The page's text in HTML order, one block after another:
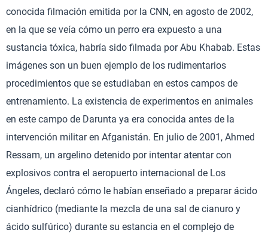
conocida filmación emitida por la CNN, en agosto de 2002,
en la que se veía cómo un perro era expuesto a una
sustancia tóxica, habría sido filmada por Abu Khabab. Estas
imágenes son un buen ejemplo de los rudimentarios
procedimientos que se estudiaban en estos campos de
entrenamiento. La existencia de experimentos en animales
en este campo de Darunta ya era conocida antes de la
intervención militar en Afganistán. En julio de 2001, Ahmed
Ressam, un argelino detenido por intentar atentar con
explosivos contra el aeropuerto internacional de Los
Ángeles, declaró cómo le habían enseñado a preparar ácido
cianhídrico (mediante la mezcla de una sal de cianuro y
ácido sulfúrico) durante su estancia en el complejo de